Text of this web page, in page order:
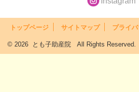
トップページ サイトマップ プライ
© 2026 とも子助産院 All Rights Reserved.